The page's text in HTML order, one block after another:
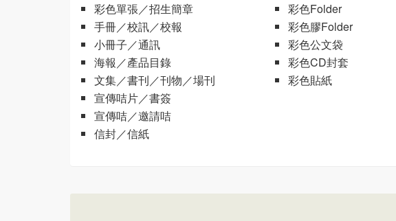
彩色單張／招生簡章
手冊／校訊／校報
小冊子／通訊
海報／產品目錄
文集／書刊／刊物／場刊
宣傳咭片／書簽
宣傳咭／邀請咭
信封／信紙
彩色Folder
彩色膠Folder
彩色公文袋
彩色CD封套
彩色貼紙